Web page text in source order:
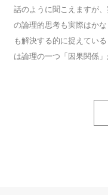
話のように聞こえますが
の論理的思考も実際はか
も解決する的に捉えてい
は論理の一つ「因果関係